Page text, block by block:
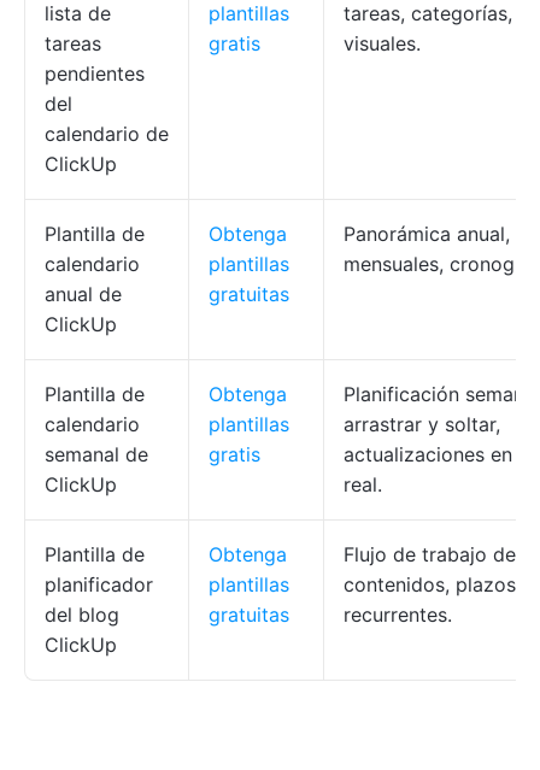
lista de
tareas
pendientes
del
calendario de
ClickUp
plantillas
gratis
tareas, categorías,
visuales.
Plantilla de
calendario
anual de
ClickUp
Obtenga
plantillas
gratuitas
Panorámica anual,
mensuales,
Plantilla de
calendario
semanal de
ClickUp
Obtenga
plantillas
gratis
Planificación
arrastrar y soltar,
actualizaciones en
real.
Plantilla de
planificador
del blog
ClickUp
Obtenga
plantillas
gratuitas
Flujo de trabajo de
contenidos, plazos,
recurrentes.